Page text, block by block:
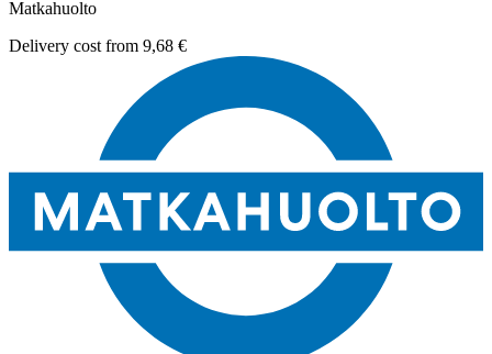
Matkahuolto
Delivery cost from 9,68 €